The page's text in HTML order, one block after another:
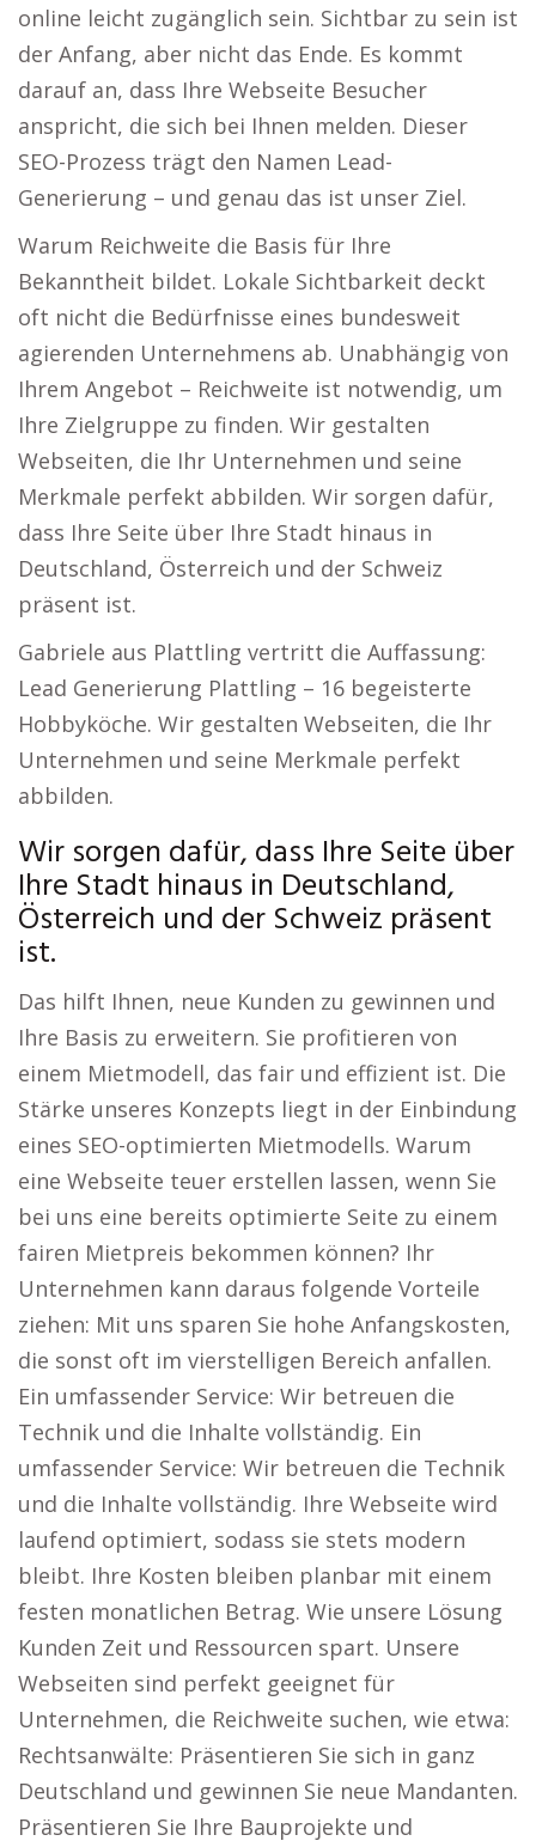
online leicht zugänglich sein. Sichtbar zu sein ist
der Anfang, aber nicht das Ende. Es kommt
darauf an, dass Ihre Webseite Besucher
anspricht, die sich bei Ihnen melden. Dieser
SEO-Prozess trägt den Namen Lead-
Generierung – und genau das ist unser Ziel.
Warum Reichweite die Basis für Ihre
Bekanntheit bildet. Lokale Sichtbarkeit deckt
oft nicht die Bedürfnisse eines bundesweit
agierenden Unternehmens ab. Unabhängig von
Ihrem Angebot – Reichweite ist notwendig, um
Ihre Zielgruppe zu finden. Wir gestalten
Webseiten, die Ihr Unternehmen und seine
Merkmale perfekt abbilden. Wir sorgen dafür,
dass Ihre Seite über Ihre Stadt hinaus in
Deutschland, Österreich und der Schweiz
präsent ist.
Gabriele aus Plattling vertritt die Auffassung:
Lead Generierung Plattling – 16 begeisterte
Hobbyköche. Wir gestalten Webseiten, die Ihr
Unternehmen und seine Merkmale perfekt
abbilden.
Wir sorgen dafür, dass Ihre Seite über
Ihre Stadt hinaus in Deutschland,
Österreich und der Schweiz präsent
ist.
Das hilft Ihnen, neue Kunden zu gewinnen und
Ihre Basis zu erweitern. Sie profitieren von
einem Mietmodell, das fair und effizient ist. Die
Stärke unseres Konzepts liegt in der Einbindung
eines SEO-optimierten Mietmodells. Warum
eine Webseite teuer erstellen lassen, wenn Sie
bei uns eine bereits optimierte Seite zu einem
fairen Mietpreis bekommen können? Ihr
Unternehmen kann daraus folgende Vorteile
ziehen: Mit uns sparen Sie hohe Anfangskosten,
die sonst oft im vierstelligen Bereich anfallen.
Ein umfassender Service: Wir betreuen die
Technik und die Inhalte vollständig. Ein
umfassender Service: Wir betreuen die Technik
und die Inhalte vollständig. Ihre Webseite wird
laufend optimiert, sodass sie stets modern
bleibt. Ihre Kosten bleiben planbar mit einem
festen monatlichen Betrag. Wie unsere Lösung
Kunden Zeit und Ressourcen spart. Unsere
Webseiten sind perfekt geeignet für
Unternehmen, die Reichweite suchen, wie etwa:
Rechtsanwälte: Präsentieren Sie sich in ganz
Deutschland und gewinnen Sie neue Mandanten.
Präsentieren Sie Ihre Bauprojekte und